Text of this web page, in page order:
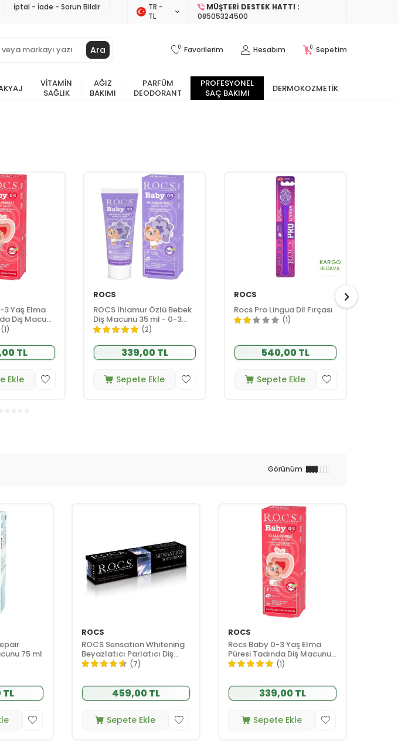
İptal - İade - Sorun Bildir
TR −
TL
MÜŞTERI DESTEK HATTI :
08505324500
Ara 0 Favorilerim Hesabım 0 Sepetim
VITAMIN
SAĞLIK
AĞIZ
BAKIMI
PARFÜM
DEODORANT
PROFESYONEL
SAÇ BAKIMI
DERMOKOZMETIK
3 Yaş Elma
Diş Macunu
(1)
TL
Ekle
ROCS
ROCS Ihlamur Özlü Bebek
Diş Macunu 35 ml - 0-3
Yaş
(2)
339,00 TL
Sepete Ekle
KARGO
BEDAVA
ROCS
Rocs Pro Lingua Dil Fırçası
(1)
540,00 TL
Sepete Ekle
Görünüm :
75 ml
ROCS
ROCS Sensation Whitening
Beyazlatıcı Parlatıcı Diş
Macunu 60ml(7)
459,00 TL
Sepete Ekle
ROCS
Rocs Baby 0-3 Yaş Elma
Püresi Tadında Diş Macunu
45 gr
(1)
339,00 TL
Sepete Ekle